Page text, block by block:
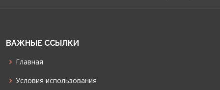
ВАЖНЫЕ ССЫЛКИ
Главная
Условия использования